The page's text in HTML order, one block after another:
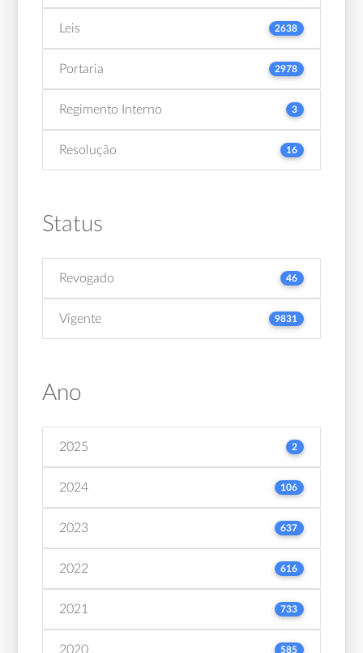
Leis 2638
Portaria 2978
Regimento Interno 3
Resolução 16
Status
Revogado 46
Vigente 9831
Ano
2025 2
2024 106
2023 637
2022 616
2021 733
2020 585